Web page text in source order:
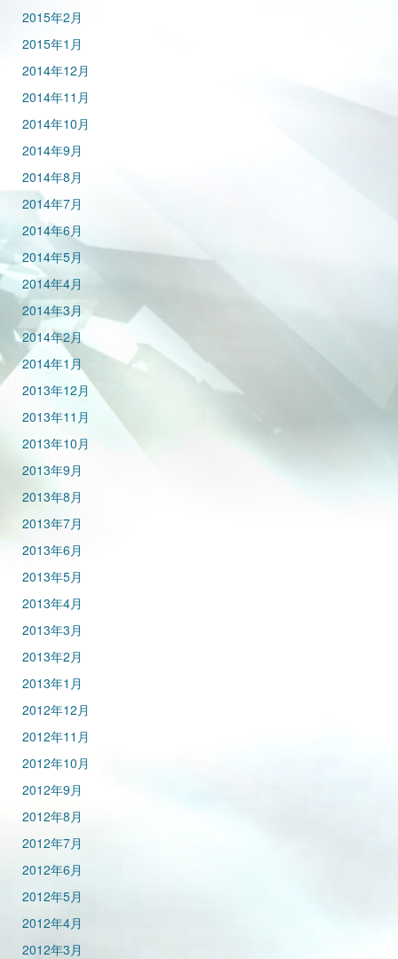
2015年2月
2015年1月
2014年12月
2014年11月
2014年10月
2014年9月
2014年8月
2014年7月
2014年6月
2014年5月
2014年4月
2014年3月
2014年2月
2014年1月
2013年12月
2013年11月
2013年10月
2013年9月
2013年8月
2013年7月
2013年6月
2013年5月
2013年4月
2013年3月
2013年2月
2013年1月
2012年12月
2012年11月
2012年10月
2012年9月
2012年8月
2012年7月
2012年6月
2012年5月
2012年4月
2012年3月